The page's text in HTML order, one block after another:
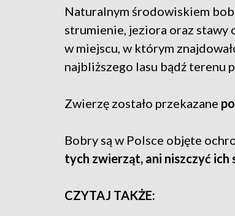
Naturalnym środowiskiem
strumienie, jeziora oraz stawy
w miejscu, w którym
najbliższego lasu bądź terenu
Zwierzę zostało przekazane
Bobry są w Polsce objęte
tych zwierząt, ani niszczyć ich
CZYTAJ TAKŻE: